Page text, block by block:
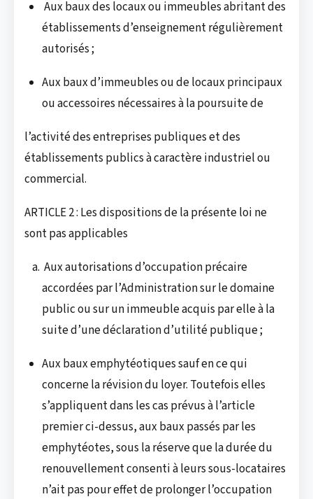
Aux baux des locaux ou immeubles abritant des
établissements d’enseignement régulièrement
autorisés ;
Aux baux d’immeubles ou de locaux principaux
ou accessoires nécessaires à la poursuite de
l’activité des entreprises publiques et des
établissements publics à caractère industriel ou
commercial.
ARTICLE 2 : Les dispositions de la présente loi ne
sont pas applicables
Aux autorisations d’occupation précaire
accordées par l’Administration sur le domaine
public ou sur un immeuble acquis par elle à la
suite d’une déclaration d’utilité publique ;
Aux baux emphytéotiques sauf en ce qui
concerne la révision du loyer. Toutefois elles
s’appliquent dans les cas prévus à l’article
premier ci-dessus, aux baux passés par les
emphytéotes, sous la réserve que la durée du
renouvellement consenti à leurs sous-locataires
n’ait pas pour effet de prolonger l’occupation